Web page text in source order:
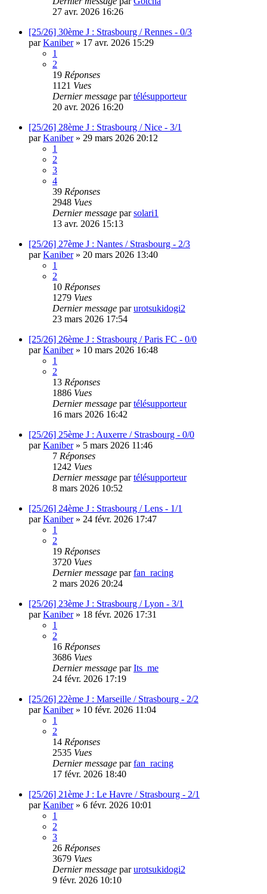
27 avr. 2026 16:26
[25/26] 30ème J : Strasbourg / Rennes - 0/3
parKaniber» 17 avr. 2026 15:29
1
2
19 Réponses
1121 Vues
Dernier message partélésupporteur
20 avr. 2026 16:20
[25/26] 28ème J : Strasbourg / Nice - 3/1
parKaniber» 29 mars 2026 20:12
1
2
3
4
39 Réponses
2948 Vues
Dernier message parsolari1
13 avr. 2026 15:13
[25/26] 27ème J : Nantes / Strasbourg - 2/3
parKaniber» 20 mars 2026 13:40
1
2
10 Réponses
1279 Vues
Dernier message parurotsukidogi2
23 mars 2026 17:54
[25/26] 26ème J : Strasbourg / Paris FC - 0/0
parKaniber» 10 mars 2026 16:48
1
2
13 Réponses
1886 Vues
Dernier message partélésupporteur
16 mars 2026 16:42
[25/26] 25ème J : Auxerre / Strasbourg - 0/0
parKaniber» 5 mars 2026 11:46
7 Réponses
1242 Vues
Dernier message partélésupporteur
8 mars 2026 10:52
[25/26] 24ème J : Strasbourg / Lens - 1/1
parKaniber» 24 févr. 2026 17:47
1
2
19 Réponses
3720 Vues
Dernier message parfan_racing
2 mars 2026 20:24
[25/26] 23ème J : Strasbourg / Lyon - 3/1
parKaniber» 18 févr. 2026 17:31
1
2
16 Réponses
3686 Vues
Dernier message parIts_me
24 févr. 2026 17:19
[25/26] 22ème J : Marseille / Strasbourg - 2/2
parKaniber» 10 févr. 2026 11:04
1
2
14 Réponses
2535 Vues
Dernier message parfan_racing
17 févr. 2026 18:40
[25/26] 21ème J : Le Havre / Strasbourg - 2/1
parKaniber» 6 févr. 2026 10:01
1
2
3
26 Réponses
3679 Vues
Dernier message parurotsukidogi2
9 févr. 2026 10:10